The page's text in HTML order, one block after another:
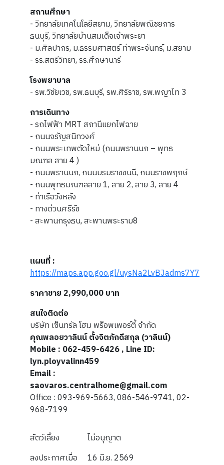
สถานศึกษา
- วิทยาลัยเทคโนโลยีสยาม, วิทยาลัยพณิชยการ
ธนบุรี, วิทยาลัยบ้านสมเด็จเจ้าพระยา
- ม.ศิลปากร, ม.ธรรมศาสตร์ ท่าพระจันทร์, ม.สยาม
- รร.สตรีวิทยา, รร.ศึกษานารี
โรงพยาบาล
- รพ.วิชัยเวช, รพ.ธนบุรี, รพ.ศิริราช, รพ.พญาไท 3
การเดินทาง
- รถไฟฟ้า MRT สถานีแยกไฟฉาย
- ถนนจรัญสนิทวงศ์
- ถนนพระเทพตัดใหม่ (ถนนพรานนก – พุทธ
มณฑล สาย 4 )
- ถนนพรานนก, ถนนบรมราชชนนี, ถนนราชพฤกษ์
- ถนนพุทธมณฑลสาย 1, สาย 2, สาย 3, สาย 4
- ท่าเรือวังหลัง
- ทางด่วนศรีรัช
- สะพานกรุงธน, สะพานพระราม8
แผนที่ :
https://maps.app.goo.gl/uysNa2LvBJadms7Y7
ราคาขาย 2,990,000บาท
สนใจติดต่อ
บริษัท เซ็นทรัล โฮม พร็อพเพอร์ตี้ จำกัด
คุณพลอยวาลินน์ ตั้งจิตภักดีสกุล (วาลินน์)
Mobile : 062-459-6426 , Line ID:
lyn.ployvalinn459
Email :
saovaros.centralhome@gmail.com
Office : 093-969-5663, 086-546-9741, 02-
968-7199
สัตว์เลี้ยง
ไม่อนุญาต
ลงประกาศเมื่อ
16 มิ.ย. 2569